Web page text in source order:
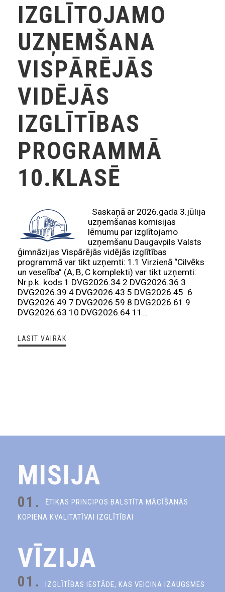
IZGLĪTOJAMO
UZŅEMŠANA
VISPĀRĒJĀS
VIDĒJĀS
IZGLĪTĪBAS
PROGRAMMĀ
10.KLASĒ
Saskaņā ar 2026.gada 3.jūlija
uzņemšanas komisijas
lēmumu par izglītojamo
uzņemšanu Daugavpils Valsts
ģimnāzijas Vispārējās vidējās izglītības
programmā var tikt uzņemti: 1.1 Virzienā “Cilvēks
un veselība” (A, B, C komplekti) var tikt uzņemti:
Nr.p.k. kods 1 DVG2026.34 2 DVG2026.36 3
DVG2026.39 4 DVG2026.43 5 DVG2026.45 6
DVG2026.49 7 DVG2026.59 8 DVG2026.61 9
DVG2026.63 10 DVG2026.64 11…
LASĪT VAIRĀK
MISIJA
01.
ĒTIKAS PRINCIPOS BALSTĪTA MĀCĪŠANĀS
KOPIENA KVALITATĪVAI IZGLĪTĪBAI
VĪZIJA
01.
IZGLĪTĪBAS IESTĀDE, KAS VEICINA IZAUGSMES